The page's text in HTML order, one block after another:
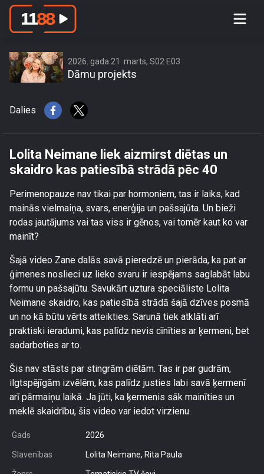
Lolita Neimane liek aizmirst diētas un
2026. gada 21. marts, S02 E03
Dāmu projekts
Dalies
Lolita Neimane liek aizmirst diētas un
skaidro kas patiesībā strādā pēc 40
Perimenopauze nav tikai par hormoniem, tas ir laiks, kad
mainās vielmaiņa, svars, enerģija un pašsajūta. Un bieži
rodas jautājums vai tas viss ir gēnos, vai tomēr kaut ko var
mainīt?
Šajā video Zane dalās savā pieredzē un pierāda, ka pat ar
ģimenes noslieci uz lieko svaru ir iespējams saglabāt labu
formu un pašsajūtu. Savukārt uztura speciāliste Lolita
Neimane skaidro, kas patiesībā strādā šajā dzīves posmā
un no kā būtu vērts atteikties. Sarunā tiek atklāti arī
praktiski ieradumi, kas palīdz nevis cīnīties ar ķermeni, bet
sadarboties ar to.
Šis nav stāsts par stingrām diētām. Tas ir par gudrām,
ilgtspējīgām izvēlēm, kas palīdz justies labi savā ķermenī
arī pārmaiņu laikā. Ja jūti, ka ķermenis sāk mainīties un
meklē skaidrību, šis video var iedot virzienu.
Gads 2026
Slavenības Lolita Neimane, Rita Paula